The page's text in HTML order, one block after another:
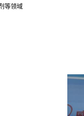
等领域